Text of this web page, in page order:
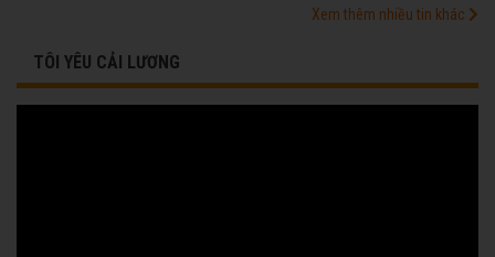
Xem thêm nhiều tin khác
TÔI YÊU CẢI LƯƠNG